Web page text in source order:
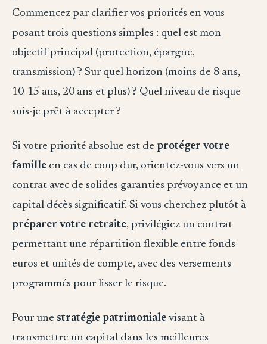
Commencez par clarifier vos priorités en vous
posant trois questions simples : quel est mon
objectif principal (protection, épargne,
transmission) ? Sur quel horizon (moins de 8 ans,
10-15 ans, 20 ans et plus) ? Quel niveau de risque
suis-je prêt à accepter ?
Si votre priorité absolue est de protéger votre
famille en cas de coup dur, orientez-vous vers un
contrat avec de solides garanties prévoyance et un
capital décès significatif. Si vous cherchez plutôt à
préparer votre retraite, privilégiez un contrat
permettant une répartition flexible entre fonds
euros et unités de compte, avec des versements
programmés pour lisser le risque.
Pour une stratégie patrimoniale visant à
transmettre un capital dans les meilleures